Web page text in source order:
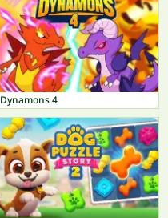
Dynamons 4